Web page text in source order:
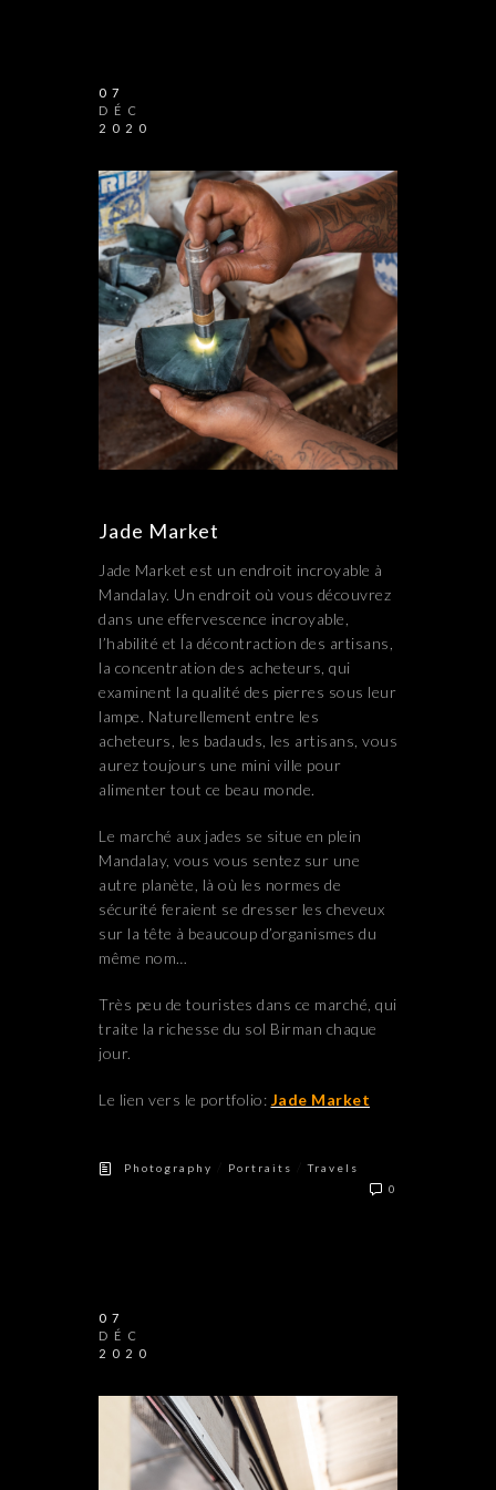
07
DÉC
2020
Jade Market
Jade Market est un endroit incroyable à
Mandalay. Un endroit où vous découvrez
dans une effervescence incroyable,
l’habilité et la décontraction des artisans,
la concentration des acheteurs, qui
examinent la qualité des pierres sous leur
lampe. Naturellement entre les
acheteurs, les badauds, les artisans, vous
aurez toujours une mini ville pour
alimenter tout ce beau monde.
Le marché aux jades se situe en plein
Mandalay, vous vous sentez sur une
autre planète, là où les normes de
sécurité feraient se dresser les cheveux
sur la tête à beaucoup d’organismes du
même nom…
Très peu de touristes dans ce marché, qui
traite la richesse du sol Birman chaque
jour.
Le lien vers le portfolio: Jade Market
Photography Portraits /Travels
0
07
DÉC
2020